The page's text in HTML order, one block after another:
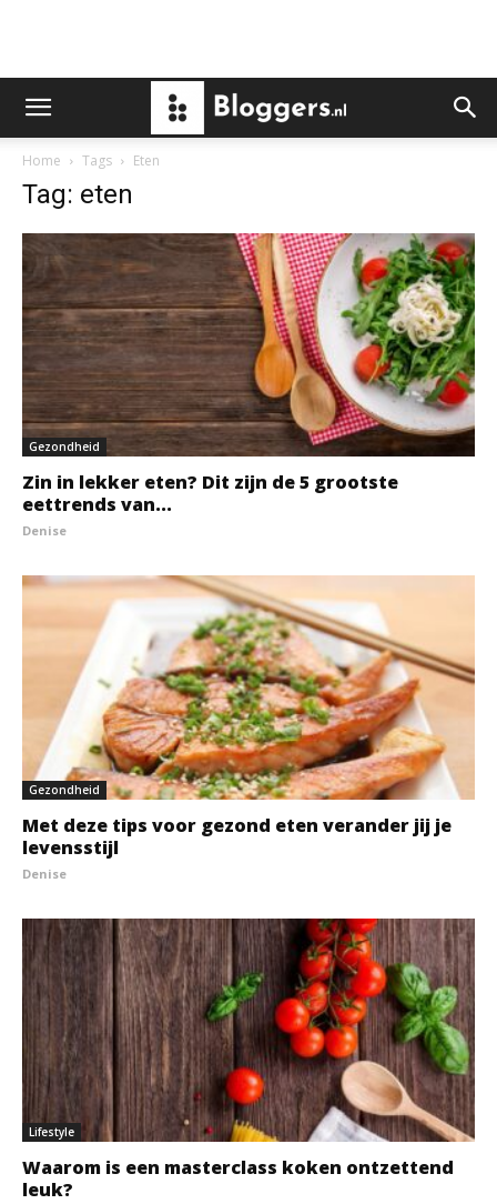
Home Tags Eten
Tag: eten
Gezondheid
Zin in lekker eten? Dit zijn de 5 grootste
eettrends van...
Denise
Gezondheid
Met deze tips voor gezond eten verander jij je
levensstijl
Denise
Lifestyle
Waarom is een masterclass koken ontzettend
leuk?